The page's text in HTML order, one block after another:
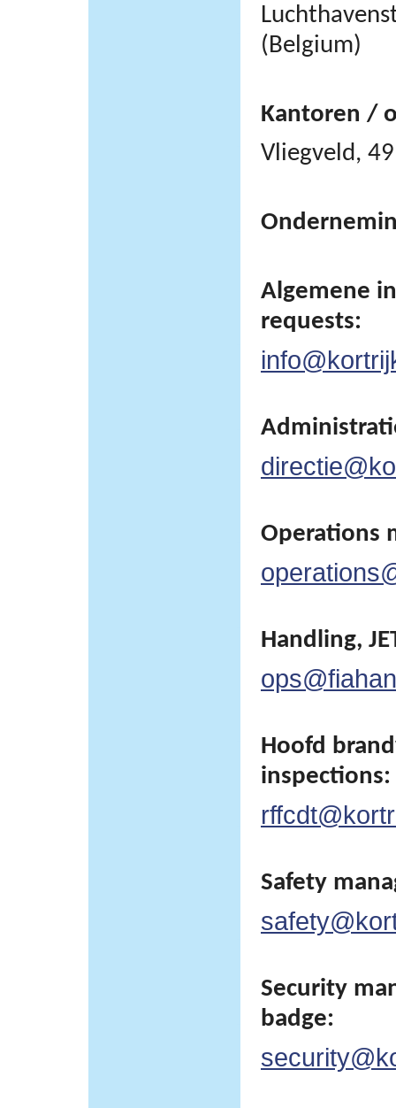
(Belgium)
Kantoren /
Vliegveld,
Algemene
requests:
Operations
Handling,
Hoofd
inspections:
Safety
Security
badge: